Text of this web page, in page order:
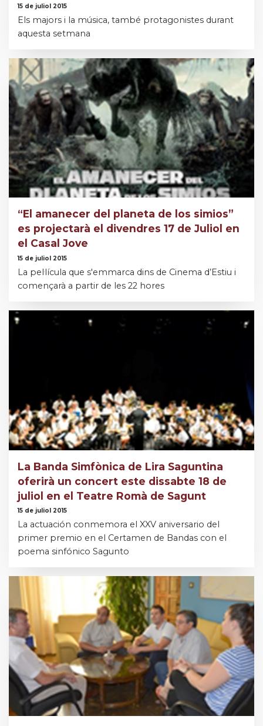
15 de juliol 2015
Els majors i la música, també protagonistes durant
aquesta setmana
“El amanecer del planeta de los simios”
es projectarà el divendres 17 de Juliol en
el Casal Jove
15 de juliol 2015
La pel·lícula que s'emmarca dins de Cinema d’Estiu i
començarà a partir de les 22 hores
La Banda Simfònica de Lira Saguntina
oferirà un concert este dissabte 18 de
juliol en el Teatre Romà de Sagunt
15 de juliol 2015
La actuación conmemora el XXV aniversario del
primer premio en el Certamen de Bandas con el
poema sinfónico Sagunto